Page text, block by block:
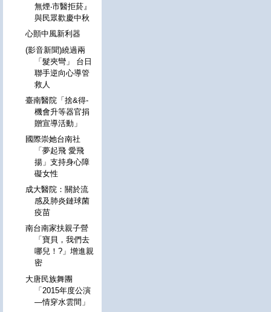
無煙‧市醫拒菸』
與民眾歡慶中秋
心顫中風新利器
(影音新聞)繞過兩
「髮夾彎」 台日
聯手逆向心導管
救人
臺南醫院「捨&得-
機會升等器官捐
贈宣導活動」
國際崇她台南社
「夢起飛 愛飛
揚」支持身心障
礙女性
成大醫院：關於流
感及肺炎鏈球菌
疫苗
南台南家扶親子營
「寶貝，我們去
哪兒！?」增進親
密
大唐民族舞團
「2015年度公演
—情穿水雲間」